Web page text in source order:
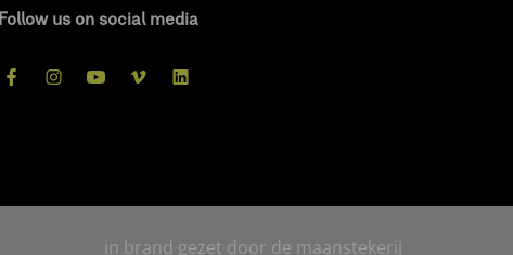
Follow us on social media
in brand gezet door de maanstekerij